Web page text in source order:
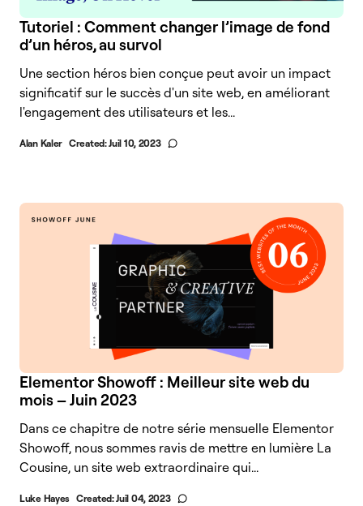
Tutoriel : Comment changer l’image de fond
d’un héros, au survol
Une section héros bien conçue peut avoir un impact
significatif sur le succès d'un site web, en améliorant
l'engagement des utilisateurs et les...
Alan Kaler Created:Juil 10, 2023
Elementor Showoff : Meilleur site web du
mois – Juin 2023
Dans ce chapitre de notre série mensuelle Elementor
Showoff, nous sommes ravis de mettre en lumière La
Cousine, un site web extraordinaire qui...
Luke Hayes Created:Juil 04, 2023